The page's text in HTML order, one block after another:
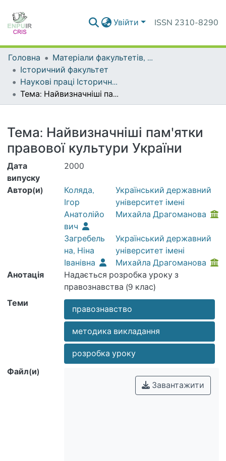
Увійти ISSN 2310-8290
Головна
Матеріали факультетів, інститутів, підрозділів
Історичний факультет
Наукові праці Історичного факультету
Тема: Найвизначніші пам'ятки правової культури України
Тема: Найвизначніші пам'ятки
правової культури України
Дата
випуску
2000
Автор(и)
Коляда,
Ігор
Анатолійо
вич
Український державний
університет імені
Михайла Драгоманова
Загребель
на, Ніна
Іванівна
Український державний
університет імені
Михайла Драгоманова
Анотація
Надається розробка уроку з
правознавства (9 клас)
Теми
правознавство
методика викладання
розробка уроку
Файл(и)
Завантажити